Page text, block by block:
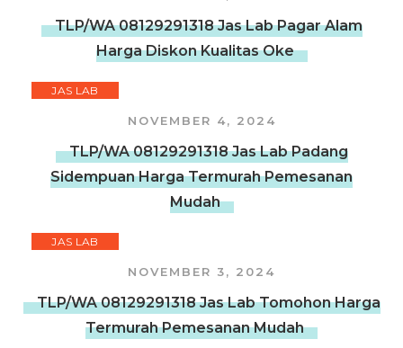
TLP/WA 08129291318 Jas Lab Pagar Alam
Harga Diskon Kualitas Oke
JAS LAB
NOVEMBER 4, 2024
TLP/WA 08129291318 Jas Lab Padang
Sidempuan Harga Termurah Pemesanan
Mudah
JAS LAB
NOVEMBER 3, 2024
TLP/WA 08129291318 Jas Lab Tomohon Harga
Termurah Pemesanan Mudah